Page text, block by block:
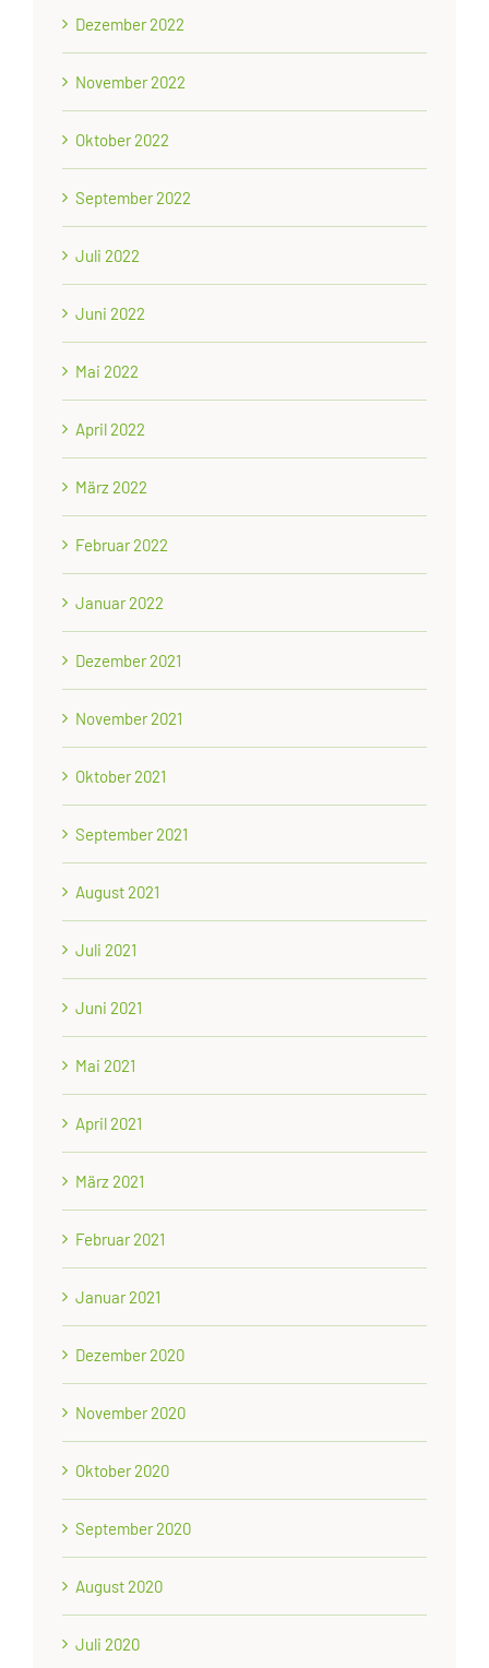
Dezember 2022
November 2022
Oktober 2022
September 2022
Juli 2022
Juni 2022
Mai 2022
April 2022
März 2022
Februar 2022
Januar 2022
Dezember 2021
November 2021
Oktober 2021
September 2021
August 2021
Juli 2021
Juni 2021
Mai 2021
April 2021
März 2021
Februar 2021
Januar 2021
Dezember 2020
November 2020
Oktober 2020
September 2020
August 2020
Juli 2020